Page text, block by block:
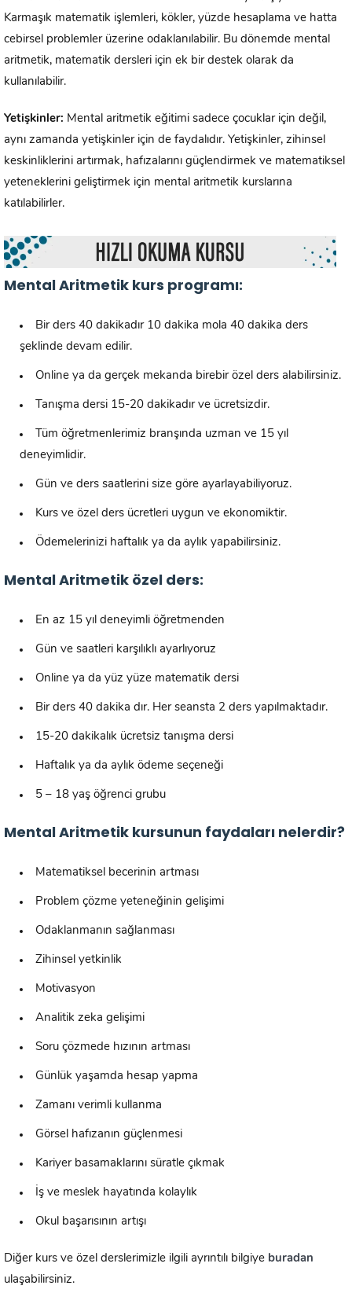
Karmaşık matematik işlemleri, kökler, yüzde hesaplama ve hatta
cebirsel problemler üzerine odaklanılabilir. Bu dönemde mental
aritmetik, matematik dersleri için ek bir destek olarak da
kullanılabilir.
Yetişkinler: Mental aritmetik eğitimi sadece çocuklar için değil,
aynı zamanda yetişkinler için de faydalıdır. Yetişkinler, zihinsel
keskinliklerini artırmak, hafızalarını güçlendirmek ve matematiksel
yeteneklerini geliştirmek için mental aritmetik kurslarına
katılabilirler.
Mental Aritmetik kurs programı:
Bir ders 40 dakikadır 10 dakika mola 40 dakika ders
şeklinde devam edilir.
Online ya da gerçek mekanda birebir özel ders alabilirsiniz.
Tanışma dersi 15-20 dakikadır ve ücretsizdir.
Tüm öğretmenlerimiz branşında uzman ve 15 yıl
deneyimlidir.
Gün ve ders saatlerini size göre ayarlayabiliyoruz.
Kurs ve özel ders ücretleri uygun ve ekonomiktir.
Ödemelerinizi haftalık ya da aylık yapabilirsiniz.
Mental Aritmetik özel ders:
En az 15 yıl deneyimli öğretmenden
Gün ve saatleri karşılıklı ayarlıyoruz
Online ya da yüz yüze matematik dersi
Bir ders 40 dakika dır. Her seansta 2 ders yapılmaktadır.
15-20 dakikalık ücretsiz tanışma dersi
Haftalık ya da aylık ödeme seçeneği
5 – 18 yaş öğrenci grubu
Mental Aritmetik kursunun faydaları nelerdir?
Matematiksel becerinin artması
Problem çözme yeteneğinin gelişimi
Odaklanmanın sağlanması
Zihinsel yetkinlik
Motivasyon
Analitik zeka gelişimi
Soru çözmede hızının artması
Günlük yaşamda hesap yapma
Zamanı verimli kullanma
Görsel hafızanın güçlenmesi
Kariyer basamaklarını süratle çıkmak
İş ve meslek hayatında kolaylık
Okul başarısının artışı
Diğer kurs ve özel derslerimizle ilgili ayrıntılı bilgiye buradan
ulaşabilirsiniz.